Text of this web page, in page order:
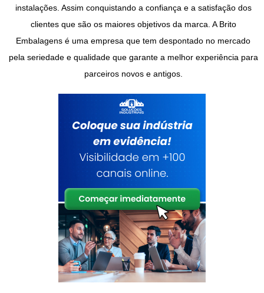
instalações. Assim conquistando a confiança e a satisfação dos
clientes que são os maiores objetivos da marca. A Brito
Embalagens é uma empresa que tem despontado no mercado
pela seriedade e qualidade que garante a melhor experiência para
parceiros novos e antigos.